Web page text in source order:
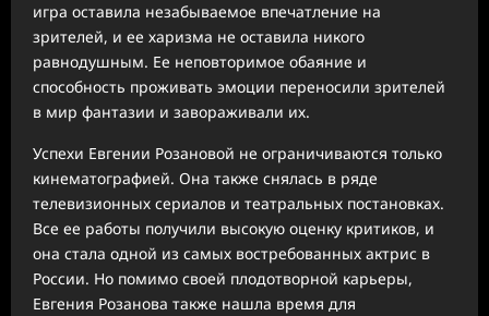
игра оставила незабываемое впечатление на
зрителей, и ее харизма не оставила никого
равнодушным. Ее неповторимое обаяние и
способность проживать эмоции переносили зрителей
в мир фантазии и завораживали их.
Успехи Евгении Розановой не ограничиваются только
кинематографией. Она также снялась в ряде
телевизионных сериалов и театральных постановках.
Все ее работы получили высокую оценку критиков, и
она стала одной из самых востребованных актрис в
России. Но помимо своей плодотворной карьеры,
Евгения Розанова также нашла время для